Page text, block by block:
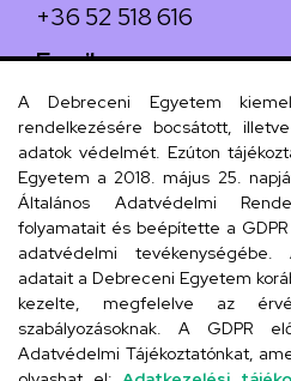
+36 52 518 616
Email
iskola@kossuth-
Cím
4024 Debrecen,
Szervezeti
A Debreceni Egyetem
rendelkezésére bocsátott,
adatok védelmét. Ezúton
Egyetem a 2018. május 25.
Általános Adatvédelmi
folyamatait és beépítette a
adatvédelmi
adatait a Debreceni Egyetem
kezelte, megfelelve az
szabályozásoknak. A GDPR
Adatvédelmi Tájékoztatónkat,